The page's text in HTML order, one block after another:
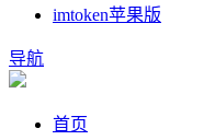
imtoken苹果版
导航
首页